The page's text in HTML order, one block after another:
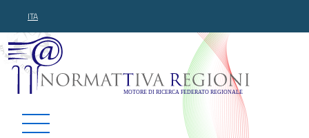
ITA
Normattiva Regioni -